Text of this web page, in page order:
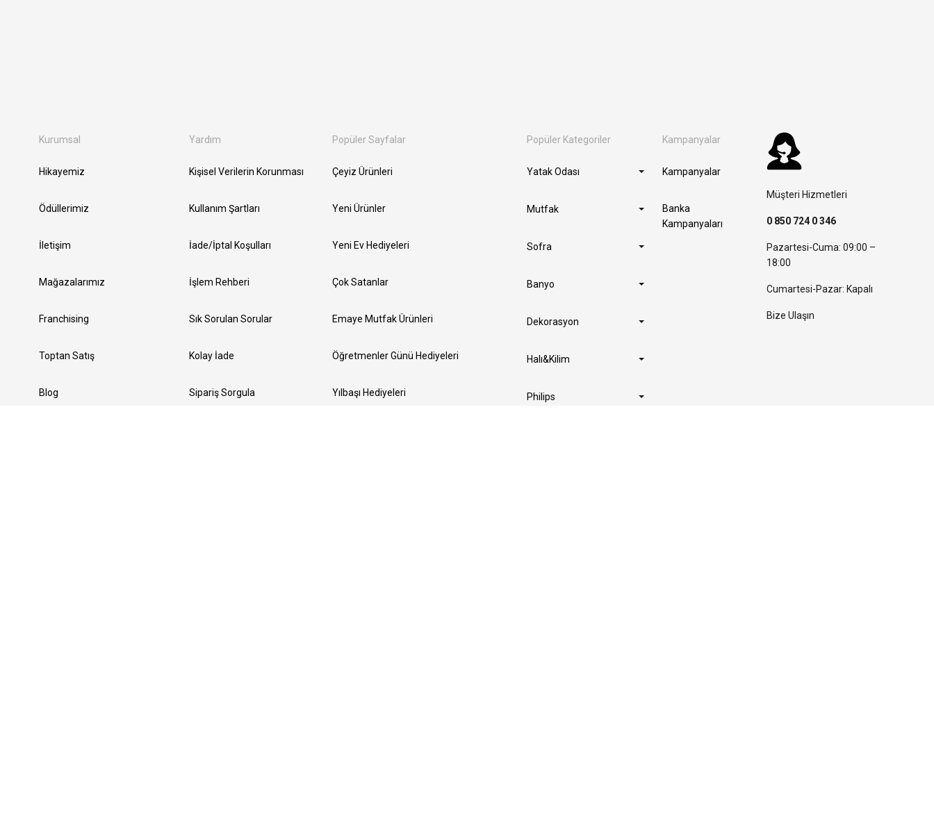
Kurumsal
Hikayemiz
Ödüllerimiz
İletişim
Mağazalarımız
Franchising
Toptan Satış
Blog
Yardım
Kişisel Verilerin Korunması
Kullanım Şartları
İade/İptal Koşulları
İşlem Rehberi
Sık Sorulan Sorular
Kolay İade
Sipariş Sorgula
Popüler Sayfalar
Çeyiz Ürünleri
Yeni Ürünler
Yeni Ev Hediyeleri
Çok Satanlar
Emaye Mutfak Ürünleri
Öğretmenler Günü Hediyeleri
Yılbaşı Hediyeleri
Popüler Kategoriler
Yatak Odası
Mutfak
Sofra
Banyo
Dekorasyon
Halı&Kilim
Philips
Kampanyalar
Kampanyalar
Banka
Kampanyaları
Müşteri Hizmetleri
0 850 724 0 346
Pazartesi-Cuma: 09:00 –
18:00
Cumartesi-Pazar: Kapalı
Bize Ulaşın